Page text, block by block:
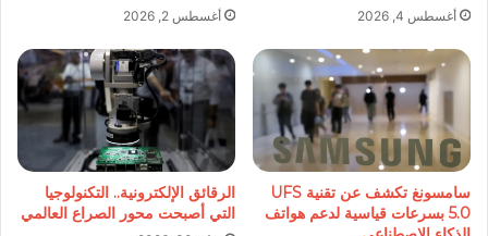
أغسطس 4, 2026 أغسطس 2, 2026
سامسونغ تكشف عن تقنية UFS
5.0 بسرعات قياسية لدعم هواتف
الرقائق الإلكترونية.. التكنولوجيا
التي أصبحت محور الصراع العالمي